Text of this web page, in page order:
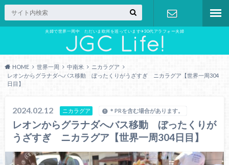
夫婦で世界一周中 ただいま欧州を巡っています✈︎30代アラフォー夫婦
お問い合わ
HOME 世界一周 中南米
ニカラグア
レオンからグラナダへバス移動 ぼったくりがうざすぎ ニカラグア【世界一周304
日目】
2024.02.12 ニカラグア ＊PRを含む場合があります。
レオンからグラナダへバス移動 ぼったくりが
うざすぎ ニカラグア【世界一周304日目】